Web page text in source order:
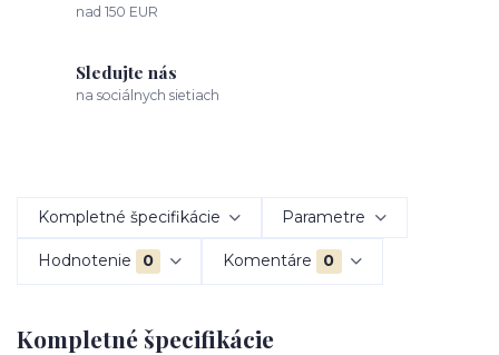
nad 150 EUR
Sledujte nás
na sociálnych sietiach
Kompletné špecifikácie Parametre
Hodnotenie 0 Komentáre 0
Kompletné špecifikácie